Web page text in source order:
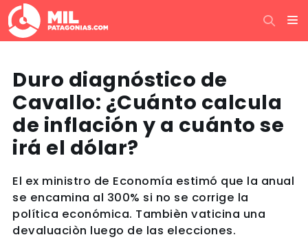
Duro diagnóstico de
Cavallo: ¿Cuánto calcula
de inflación y a cuánto se
irá el dólar?
El ex ministro de Economía estimó que la anual
se encamina al 300% si no se corrige la
política económica. Tambièn vaticina una
devaluaciòn luego de las elecciones.